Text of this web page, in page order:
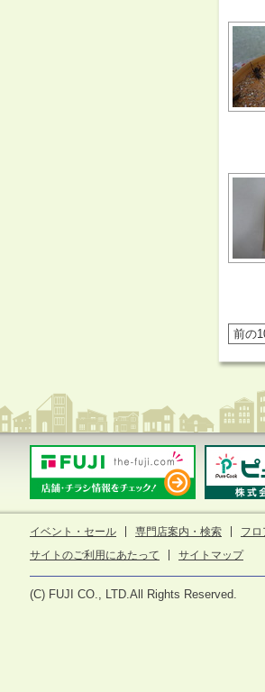
前の
イベント・セール 専門店案内・検索 フロ
サイトのご利用にあたって
サイトマップ
(C) FUJI CO., LTD.All Rights Reserved.